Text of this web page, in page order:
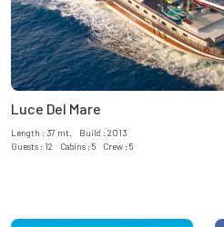
Luce Del Mare
Length : 37 mt. Build : 2013
Guests : 12 Cabins : 5 Crew : 5